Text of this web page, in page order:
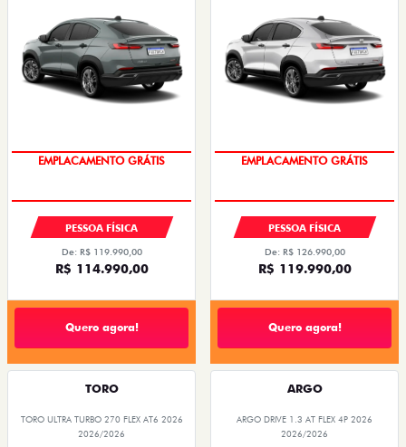
OPORTUNIDADE
PESSOA FÍSICA
De: R$ 119.990,00
R$ 114.990,00
Quero agora!
OPORTUNIDADE
PESSOA FÍSICA
De: R$ 126.990,00
R$ 119.990,00
Quero agora!
TORO
TORO ULTRA TURBO 270 FLEX AT6 2026
2026/2026
ARGO
ARGO DRIVE 1.3 AT FLEX 4P 2026
2026/2026